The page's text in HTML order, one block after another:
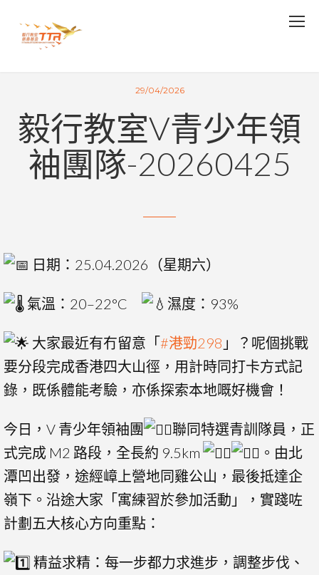
29/04/2026
毅行教室V青少年領
袖團隊-20260425
日期：25.04.2026（星期六）
氣溫：20–22°C 濕度：93%
大家最近有冇留意「#港勁298 」？呢個挑戰
要分段完成香港四大山徑，用計時同打卡方式記
錄，既係體能考驗，亦係探索本地嘅好機會！
今日，V 青少年領袖團
聯同特選青訓隊員，正
式完成 M2 路段，全長約 9.5km
。由北
潭凹出發，途經嶂上營地同雞公山，最後抵達企
嶺下。沿途大家「寓練習於參加活動」，實踐咗
計劃五大核心方向重點：
精益求精：每一步都力求進步，調整步伐、